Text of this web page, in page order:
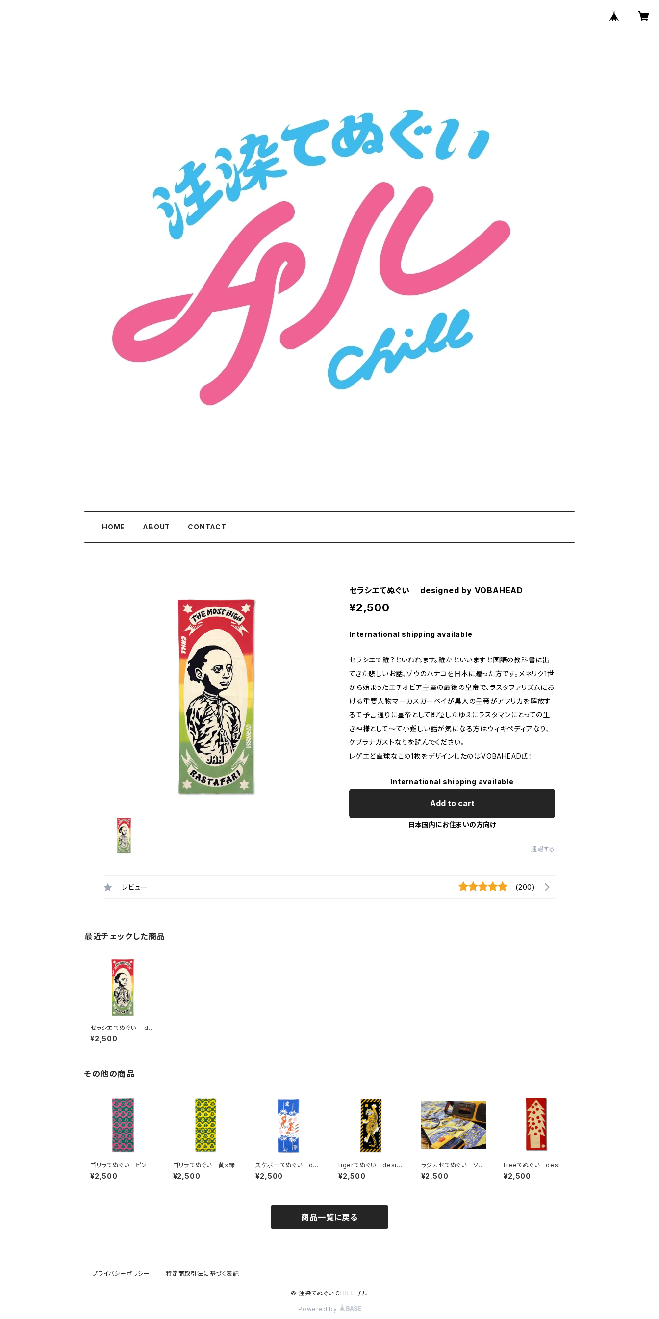
HOME ABOUT CONTACT
セラシエてぬぐい designed by VOBAHEAD
¥2,500
International shipping available
セラシエて誰？といわれます。誰かといいますと国語の教科書に出
てきた悲しいお話、ゾウのハナコを日本に贈った方です。メネリク1世
から始まったエチオピア皇室の最後の皇帝で、ラスタファリズムにお
ける重要人物マーカスガーベイが黒人の皇帝がアフリカを解放す
るて予言通りに皇帝として即位したゆえにラスタマンにとっての生
き神様として～て小難しい話が気になる方はウィキペディアなり、
ケブラナガストなりを読んでください。
レゲエど直球なこの1枚をデザインしたのはVOBAHEAD氏！
International shipping available
Add to cart
日本国内にお住まいの方向け
通報する
レビュー (200)
最近チェックした商品
セラシエてぬぐい de
signed by VOBAHE
AD
¥2,500
その他の商品
ゴリラてぬぐい ピンク
×緑
¥2,500
ゴリラてぬぐい 黄×緑
¥2,500
スケボーてぬぐい de
signed by Toyameg
¥2,500
tigerてぬぐい desig
ned by kanat
¥2,500
ラジカセてぬぐい ソニ
スポカラー
¥2,500
treeてぬぐい design
ed by しんご オレン
ジ
¥2,500
商品一覧に戻る
プライバシーポリシー 特定商取引法に基づく表記
© 注染てぬぐい CHILL チル
Powered by